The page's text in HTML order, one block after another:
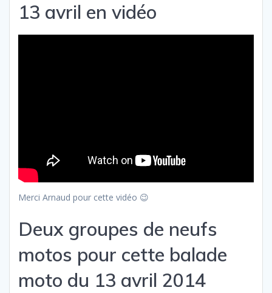
13 avril en vidéo
Merci Arnaud pour cette vidéo 😉
Deux groupes de neufs
motos pour cette balade
moto du 13 avril 2014